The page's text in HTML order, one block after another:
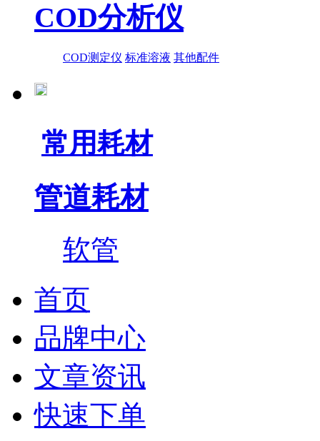
COD分析仪
COD测定仪 标准溶液 其他配件
常用耗材
管道耗材
软管
首页
品牌中心
文章资讯
快速下单